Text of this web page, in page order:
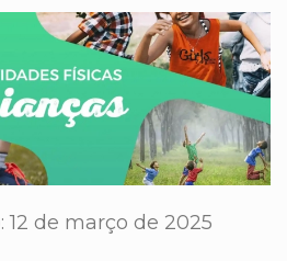
de março de 2025